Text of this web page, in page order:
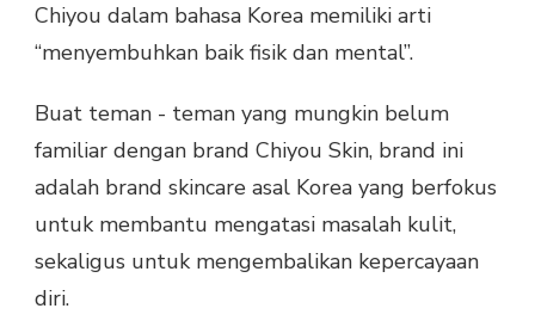
Chiyou dalam bahasa Korea memiliki arti
“menyembuhkan baik fisik dan mental”.
Buat teman - teman yang mungkin belum
familiar dengan brand Chiyou Skin, brand ini
adalah brand skincare asal Korea yang berfokus
untuk membantu mengatasi masalah kulit,
sekaligus untuk mengembalikan kepercayaan
diri.